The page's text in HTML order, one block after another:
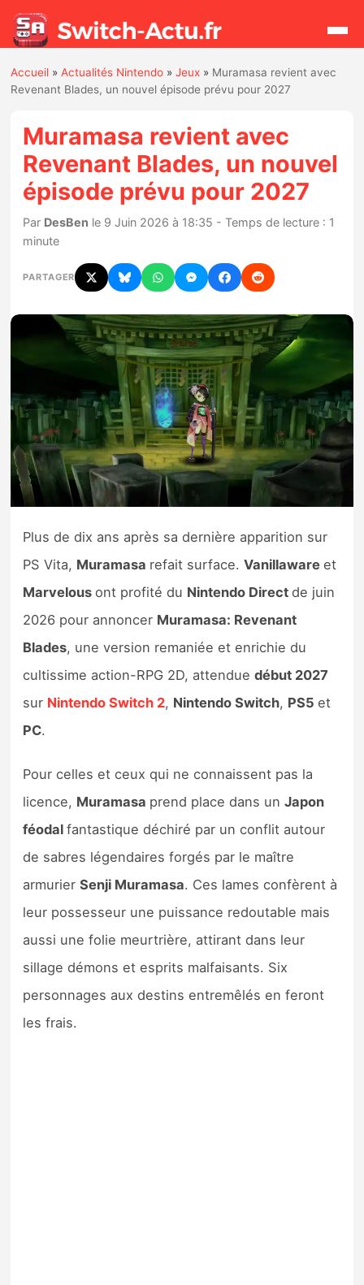
Rechercher
Actualités
Jeux
Hardware
Mises à jour
Chiffres de ventes
Rumeurs
Nintendo Direct
Tests et previews
Tests de jeux
Tests d’accessoires
Autres tests
Précommandes
Précommandes jeux Switch 2
Bons plans
Accueil »Actualités Nintendo »Jeux » Muramasa revient avec
Revenant Blades, un nouvel épisode prévu pour 2027
Muramasa revient avec
Revenant Blades, un nouvel
épisode prévu pour 2027
Par DesBen le 9 Juin 2026 à 18:35 - Temps de lecture : 1
minute
PARTAGER
Plus de dix ans après sa dernière apparition sur
PS Vita, Muramasa refait surface.Vanillawareet
Marvelousont profité du Nintendo Directde juin
2026 pour annoncer Muramasa: Revenant
Blades, une version remaniée et enrichie du
cultissime action-RPG 2D, attenduedébut 2027
sur Nintendo Switch 2, Nintendo Switch, PS5et
PC.
Pour celles et ceux qui ne connaissent pas la
licence, Muramasa prend place dans unJapon
féodalfantastique déchiré par un conflit autour
de sabres légendaires forgés par le maître
armurierSenji Muramasa. Ces lames confèrent à
leur possesseur une puissance redoutable mais
aussi une folie meurtrière, attirant dans leur
sillage démons et esprits malfaisants. Six
personnages aux destins entremêlés en feront
les frais.